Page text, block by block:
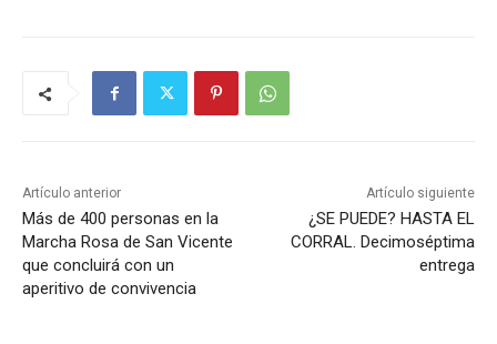
Artículo anterior
Más de 400 personas en la
Marcha Rosa de San Vicente
que concluirá con un
aperitivo de convivencia
Artículo siguiente
¿SE PUEDE? HASTA EL
CORRAL. Decimoséptima
entrega